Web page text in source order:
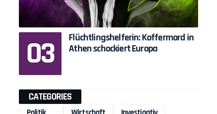
Flüchtlingshelferin: Koffermord in
Athen schockiert Europa
CATEGORIES